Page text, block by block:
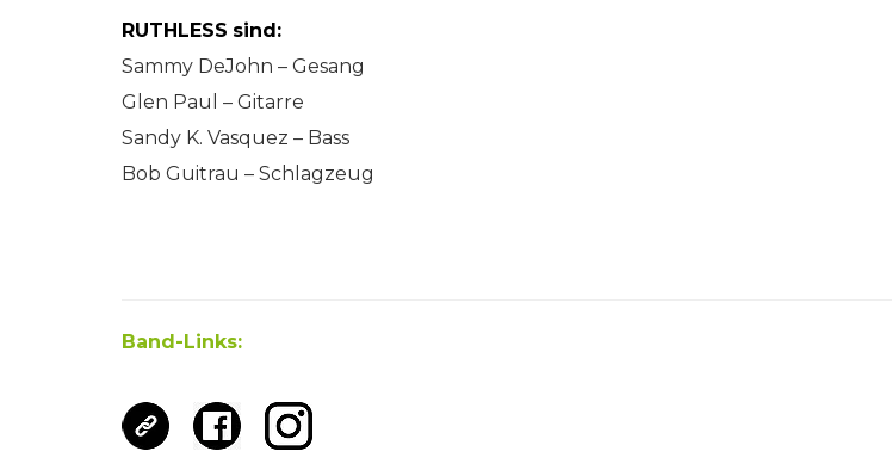
RUTHLESS sind:
Sammy DeJohn – Gesang
Glen Paul – Gitarre
Sandy K. Vasquez – Bass
Bob Guitrau – Schlagzeug
Band-Links: